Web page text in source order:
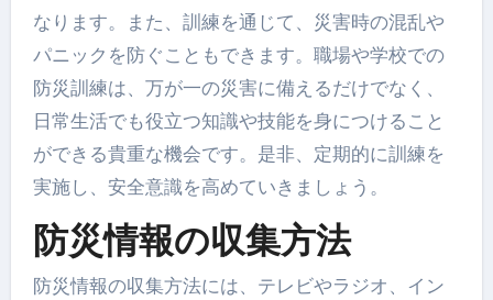
なります。また、訓練を通じて、災害時の混乱や
パニックを防ぐこともできます。職場や学校での
防災訓練は、万が一の災害に備えるだけでなく、
日常生活でも役立つ知識や技能を身につけること
ができる貴重な機会です。是非、定期的に訓練を
実施し、安全意識を高めていきましょう。
防災情報の収集方法
防災情報の収集方法には、テレビやラジオ、イン